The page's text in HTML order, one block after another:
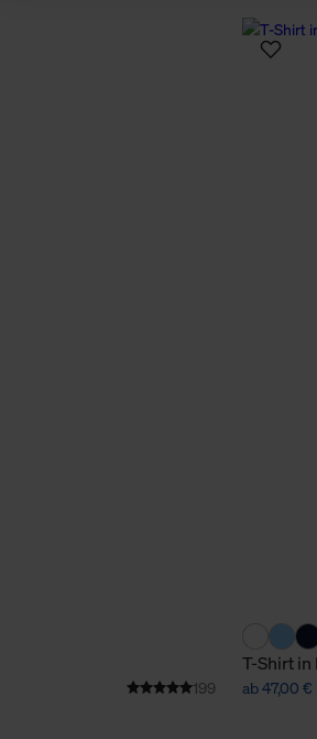
Verwendungszweck. Bei „Über
Menüpunkt „Datenschutzeinstellungen“
199
T-Shirt
ab 47,00 €